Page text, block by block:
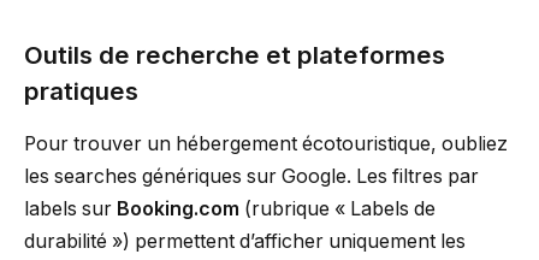
Outils de recherche et plateformes
pratiques
Pour trouver un hébergement écotouristique, oubliez
les searches génériques sur Google. Les filtres par
labels sur Booking.com (rubrique « Labels de
durabilité ») permettent d’afficher uniquement les